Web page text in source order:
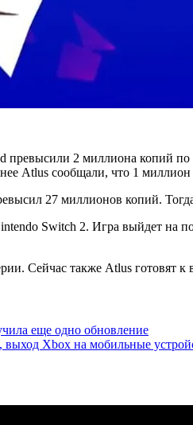
2 миллиона копий
Atlus сообщали, что 1
27 миллионов копий.
Switch 2. Игра выйдет на
Сейчас также Atlus
еще одно обновление
Xbox на мобильные